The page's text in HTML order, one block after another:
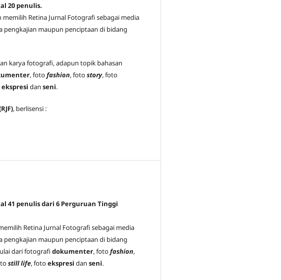
20 penulis.
Retina Jurnal Fotografi sebagai media
maupun penciptaan di bidang
karya fotografi, adapun topik bahasan
, fotofashion, fotostory, foto
ekspresi danseni.
, berlisensi :
41 penulis dari 6 Perguruan Tinggi
Retina Jurnal Fotografi sebagai media
maupun penciptaan di bidang
dari fotografidokumenter, fotofashion,
still life, fotoekspresi danseni.